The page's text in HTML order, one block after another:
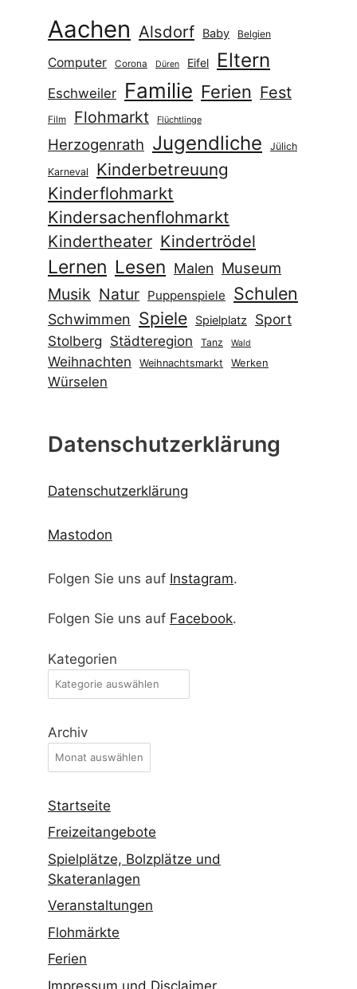
Aachen Alsdorf Baby Belgien
Computer Corona Düren Eifel Eltern
Eschweiler Familie Ferien Fest
Film Flohmarkt Flüchtlinge
Herzogenrath Jugendliche Jülich
Karneval
Kinderbetreuung
Kinderflohmarkt
Kindersachenflohmarkt
Kindertheater Kindertrödel
Lernen Lesen Malen Museum
Musik Natur Puppenspiele Schulen
Schwimmen Spiele Spielplatz
Sport
Stolberg Städteregion Tanz Wald
Weihnachten Weihnachtsmarkt Werken
Würselen
Datenschutzerklärung
Datenschutzerklärung
Mastodon
Folgen Sie uns auf Instagram.
Folgen Sie uns auf Facebook.
Kategorien
Archiv
Startseite
Freizeitangebote
Spielplätze, Bolzplätze und
Skateranlagen
Veranstaltungen
Flohmärkte
Ferien
Impressum und Disclaimer